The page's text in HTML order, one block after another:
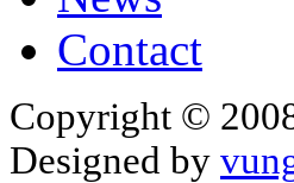
Contact
Copyright ©
Designed by